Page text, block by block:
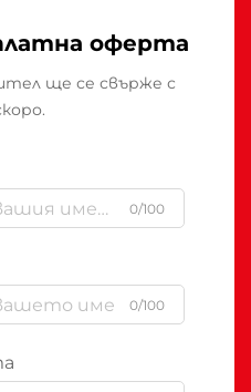
оферта
ще се свърже с
0/100
0/100